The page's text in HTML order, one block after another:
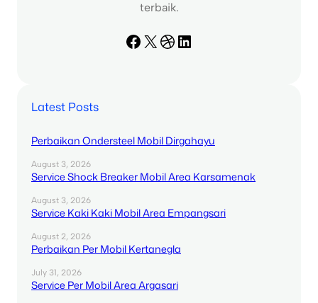
terbaik.
Facebook X Dribbble LinkedIn
Latest Posts
Perbaikan Ondersteel Mobil Dirgahayu
August 3, 2026
Service Shock Breaker Mobil Area Karsamenak
August 3, 2026
Service Kaki Kaki Mobil Area Empangsari
August 2, 2026
Perbaikan Per Mobil Kertanegla
July 31, 2026
Service Per Mobil Area Argasari